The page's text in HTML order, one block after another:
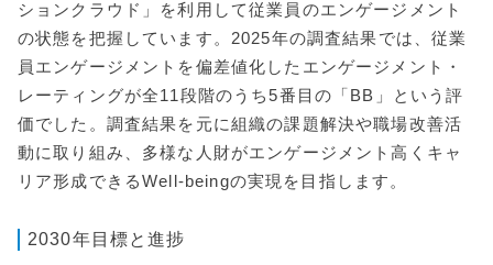
ションクラウド」を利用して従業員のエンゲージメント
の状態を把握しています。2025年の調査結果では、従業
員エンゲージメントを偏差値化したエンゲージメント・
レーティングが全11段階のうち5番目の「BB」という評
価でした。調査結果を元に組織の課題解決や職場改善活
動に取り組み、多様な人財がエンゲージメント高くキャ
リア形成できるWell-beingの実現を目指します。
2030年目標と進捗